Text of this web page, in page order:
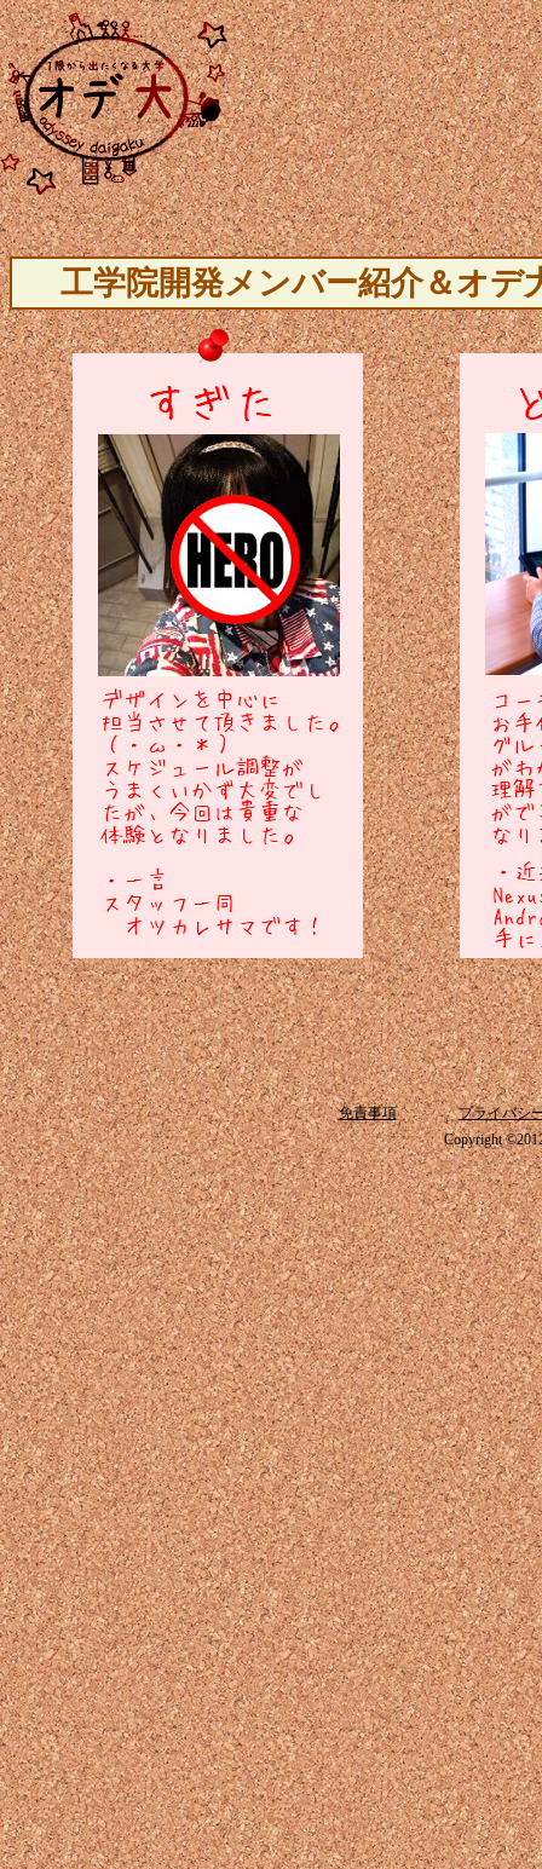
工学院開発メンバー紹介＆オデ
免責事項
プライバシ
Copyright